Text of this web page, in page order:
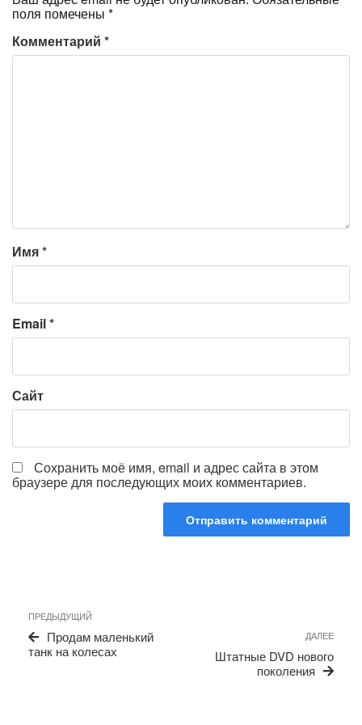
поля помечены *
Комментарий *
Имя*
Email*
Сайт
Сохранить моё имя, email и адрес сайта в этом
браузере для последующих моих комментариев.
по
записям
Предыдущая
запись
ПРЕДЫДУЩИЙ
Продам маленький
танк на колесах
ДАЛЕЕ
Штатные DVD нового
поколения